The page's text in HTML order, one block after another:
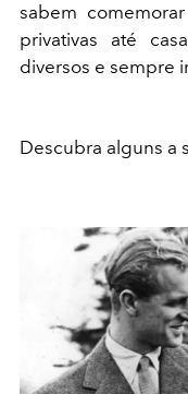
sabem
privativas até
diversos e sempre
Descubra alguns a